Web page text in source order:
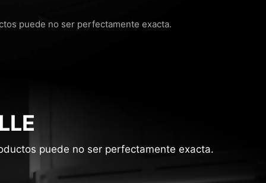
puede no ser perfectamente exacta.
puede no ser perfectamente exacta.